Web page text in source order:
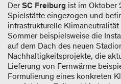
DerSC Freiburg ist im Oktober
Spielstätte eingezogen und
infrastrukturelle Klimaneutralität
Sommer beispielsweise die
auf dem Dach des neuen
Nachhaltigkeitsprojekte, die
Lieferung von Fernwärme
Formulierung eines konkreten